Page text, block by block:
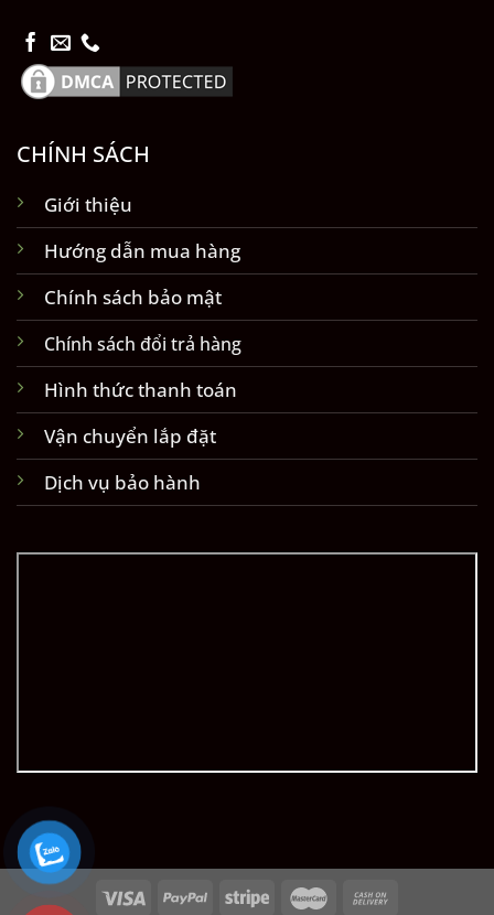
CHÍNH SÁCH
Giới thiệu
Hướng dẫn mua hàng
Chính sách bảo mật
Chính sách đổi trả hàng
Hình thức thanh toán
Vận chuyển lắp đặt
Dịch vụ bảo hành